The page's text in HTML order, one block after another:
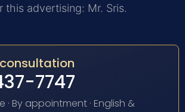
this advertising: Mr. Sris.
7747
· By appointment · English &